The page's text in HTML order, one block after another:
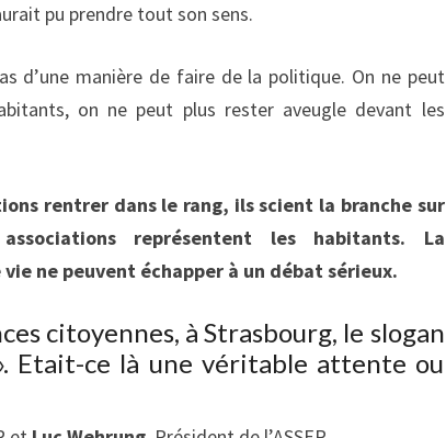
pu prendre tout son sens.
d’une manière de faire de la politique. On ne peut
on ne peut plus rester aveugle devant les
rentrer dans le rang, ils scient la branche sur
représentent les habitants. La
ne peuvent échapper à un débat sérieux.
citoyennes, à Strasbourg, le slogan
Etait-ce là une véritable attente ou